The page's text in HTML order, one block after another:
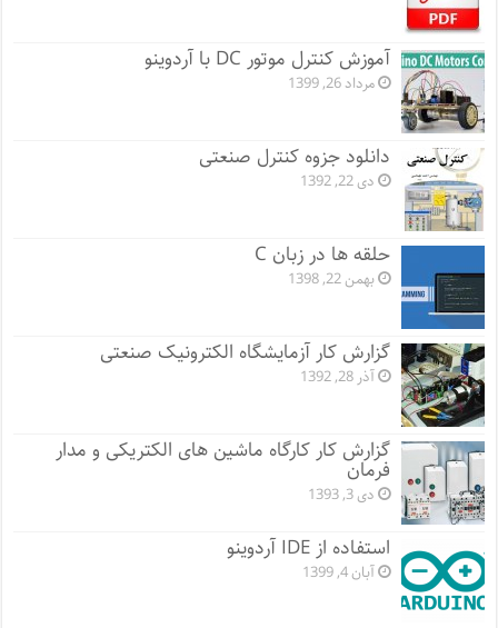
آموزش کنترل موتور DC با آردوینو
مرداد 26, 1399
دانلود جزوه کنترل صنعتی
دی 22, 1392
حلقه ها در زبان C
بهمن 22, 1398
گزارش کار آزمایشگاه الکترونیک صنعتی
آذر 28, 1392
گزارش کار کارگاه ماشین های الکتریکی و مدار
فرمان
دی 3, 1393
استفاده از IDE آردوینو
آبان 4, 1399